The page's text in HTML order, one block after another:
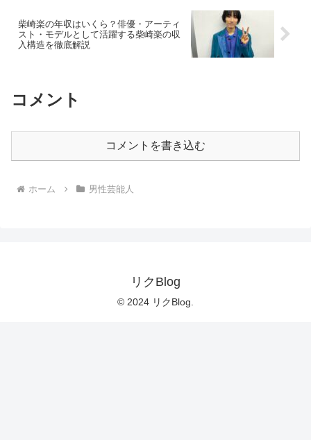
柴崎楽の年収はいくら？俳優・アーティ
スト・モデルとして活躍する柴崎楽の収
入構造を徹底解説
コメント
コメントを書き込む
ホーム 男性芸能人
リクBlog
© 2024 リクBlog.